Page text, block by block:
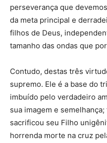
perseverança que
da meta principal e
filhos de Deus,
tamanho das ondas que
Contudo, destas três
supremo. Ele é a base do
imbuído pelo verdadeiro
sua imagem e
sacrificou seu Filho
horrenda morte na cruz